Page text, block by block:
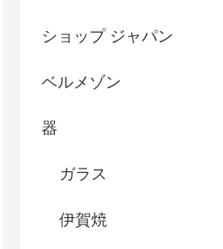
ショップ ジャパン
ベルメゾン
器
ガラス
伊賀焼